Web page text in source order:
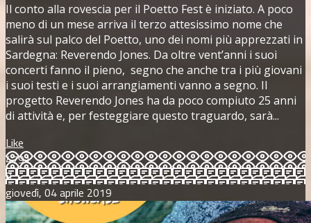
Il conto alla rovescia per il Poetto Fest è iniziato. A poco
meno di un mese arriva il terzo attesissimo nome che
salirà sul palco del Poetto, uno dei nomi più apprezzati in
Sardegna: Reverendo Jones. Da oltre vent’anni i suoi
concerti fanno il pieno, segno che anche tra i più giovani
i suoi testi e i suoi arrangiamenti vanno a segno. Il
progetto Reverendo Jones ha da poco compiuto 25 anni
di attività e, per festeggiare questo traguardo, sarà...
Like
4791
0
giovedì, 04 aprile 2019